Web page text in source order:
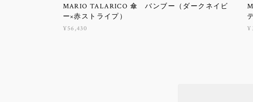
MARIO TALARICO 傘 バンブー（ダークネイビ
ー×赤ストライプ）
¥56,430